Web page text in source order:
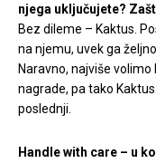
njega uključujete?
Bez dileme – Kaktus.
na njemu, uvek ga
Naravno, najviše
nagrade, pa tako
poslednji.
Handle with care – u